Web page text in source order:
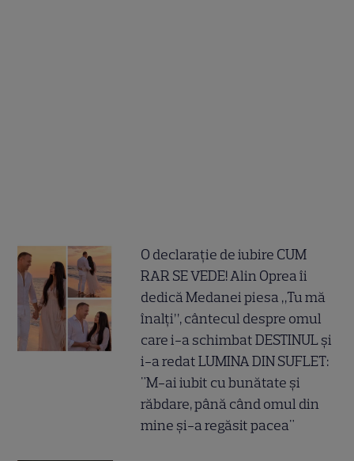
O declarație de iubire CUM
RAR SE VEDE! Alin Oprea îi
dedică Medanei piesa „Tu mă
înalți”, cântecul despre omul
care i-a schimbat DESTINUL și
i-a redat LUMINA DIN SUFLET:
"M-ai iubit cu bunătate și
răbdare, până când omul din
mine și-a regăsit pacea"